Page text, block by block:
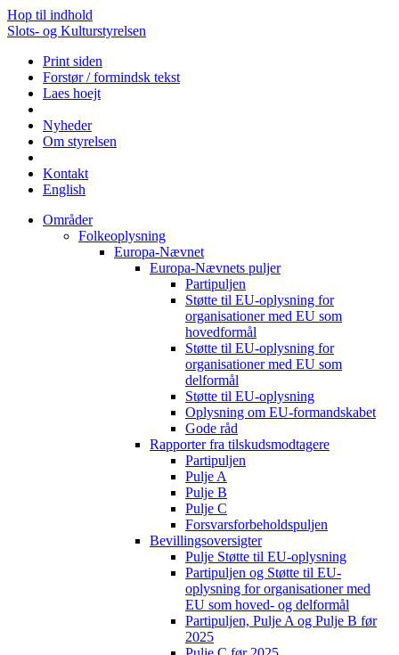
Hop til indhold
Slots- og Kulturstyrelsen
Print siden
Forstør / formindsk tekst
Laes hoejt
Nyheder
Om styrelsen
Kontakt
English
Områder
Folkeoplysning
Europa-Nævnet
Europa-Nævnets puljer
Partipuljen
Støtte til EU-oplysning for
organisationer med EU som
hovedformål
Støtte til EU-oplysning for
organisationer med EU som
delformål
Støtte til EU-oplysning
Oplysning om EU-formandskabet
Gode råd
Rapporter fra tilskudsmodtagere
Partipuljen
Pulje A
Pulje B
Pulje C
Forsvarsforbeholdspuljen
Bevillingsoversigter
Pulje Støtte til EU-oplysning
Partipuljen og Støtte til EU-
oplysning for organisationer med
EU som hoved- og delformål
Partipuljen, Pulje A og Pulje B før
2025